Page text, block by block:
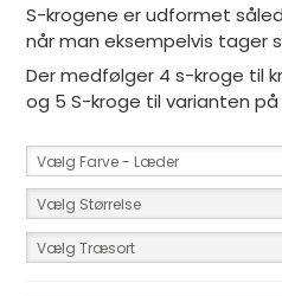
S-krogene er udformet
når man eksempelvis tager
Der medfølger 4 s-kroge til
og 5 S-kroge til varianten på
Vælg Farve - Læder
Vælg Størrelse
Vælg Træsort